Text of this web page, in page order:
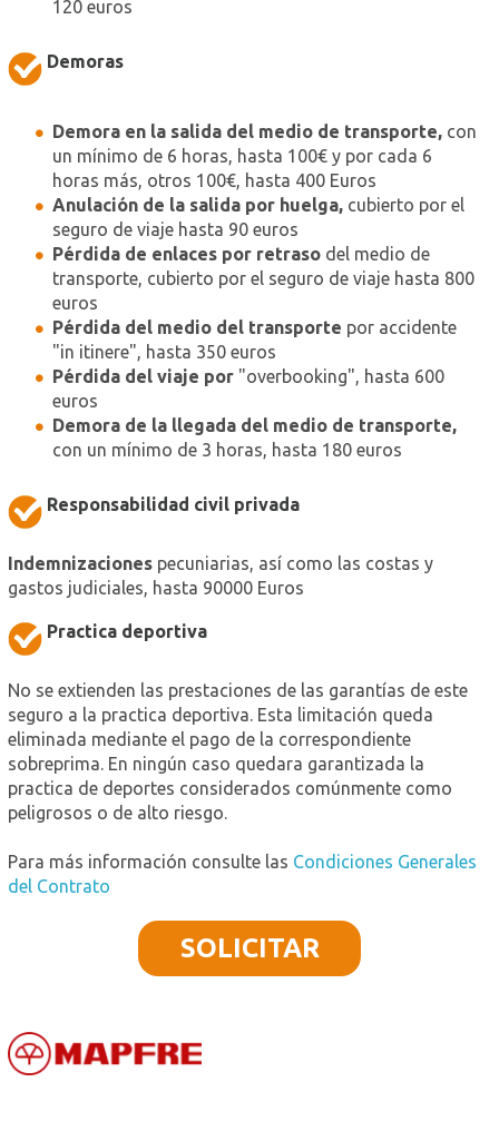
120 euros
Demoras
Demora en la salida del medio de transporte, con
un mínimo de 6 horas, hasta 100€ y por cada 6
horas más, otros 100€, hasta 400 Euros
Anulación de la salida por huelga, cubierto por el
seguro de viaje hasta 90 euros
Pérdida de enlaces por retraso del medio de
transporte, cubierto por el seguro de viaje hasta 800
euros
Pérdida del medio del transporte por accidente
"in itinere", hasta 350 euros
Pérdida del viaje por "overbooking", hasta 600
euros
Demora de la llegada del medio de transporte,
con un mínimo de 3 horas, hasta 180 euros
Responsabilidad civil privada
Indemnizaciones pecuniarias, así como las costas y
gastos judiciales, hasta 90000 Euros
Practica deportiva
No se extienden las prestaciones de las garantías de este
seguro a la practica deportiva. Esta limitación queda
eliminada mediante el pago de la correspondiente
sobreprima. En ningún caso quedara garantizada la
practica de deportes considerados comúnmente como
peligrosos o de alto riesgo.
Para más información consulte las Condiciones Generales
del Contrato
SOLICITAR